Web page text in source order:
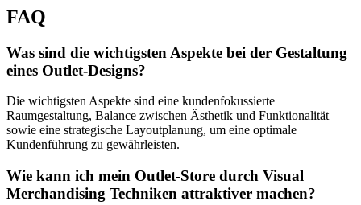
FAQ
Was sind die wichtigsten Aspekte bei der Gestaltung
eines Outlet-Designs?
Die wichtigsten Aspekte sind eine kundenfokussierte
Raumgestaltung, Balance zwischen Ästhetik und Funktionalität
sowie eine strategische Layoutplanung, um eine optimale
Kundenführung zu gewährleisten.
Wie kann ich mein Outlet-Store durch Visual
Merchandising Techniken attraktiver machen?